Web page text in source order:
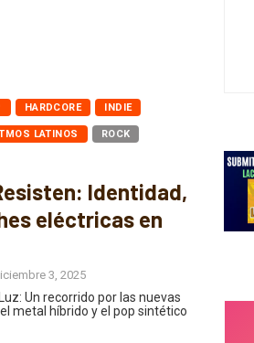
HARDCORE INDIE
LATINOS ROCK
Identidad,
eléctricas en
3, 2025
Un recorrido por las nuevas
metal híbrido y el pop sintético